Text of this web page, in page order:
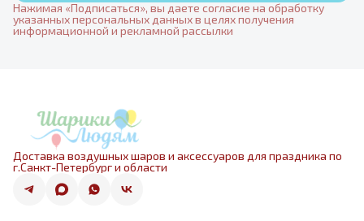
Нажимая «Подписаться», вы даете согласие на обработку
указанных персональных данных в целях получения
информационной и рекламной рассылки
Доставка воздушных шаров и аксессуаров для праздника по
г.Санкт-Петербург и области